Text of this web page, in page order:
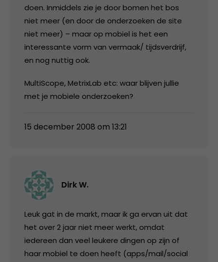
doen. Inmiddels zie je door bomen het bos
niet meer (en door de onderzoeken de site
niet meer) – maar op mobiel is het een
interessante vorm van vermaak/ tijdsverdrijf,
en nog nuttig ook.
MultiScope, MetrixLab etc: waar blijven jullie
met je mobiele onderzoeken?
15 december 2008 om 13:21
Dirk W.
Leuk gat in de markt, maar ik ga ervan uit dat
het over 2 jaar niet meer werkt, omdat
iedereen dan veel leukere dingen op zijn of
haar mobiel te doen heeft (apps/mail/social